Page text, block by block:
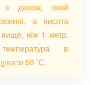
з дахом, який
а висота
ніж 1 метр.
в
50 ˚С.